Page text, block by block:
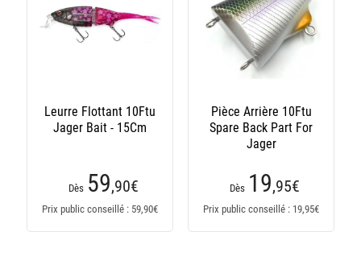
Leurre Flottant 10Ftu
Jager Bait - 15Cm
Dès 59,90€
Prix public conseillé : 59,90€
Pièce Arrière 10Ftu
Spare Back Part For
Jager
Dès 19,95€
Prix public conseillé : 19,95€